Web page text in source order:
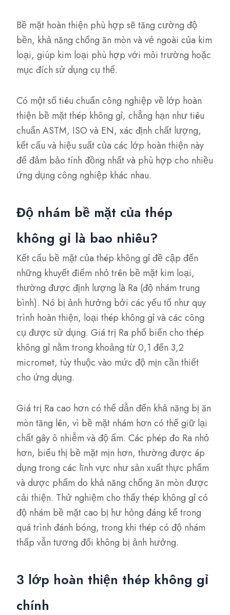
Bề mặt hoàn thiện phù hợp sẽ tăng cường độ
bền, khả năng chống ăn mòn và vẻ ngoài của kim
loại, giúp kim loại phù hợp với môi trường hoặc
mục đích sử dụng cụ thể.
Có một số tiêu chuẩn công nghiệp về lớp hoàn
thiện bề mặt thép không gỉ, chẳng hạn như tiêu
chuẩn ASTM, ISO và EN, xác định chất lượng,
kết cấu và hiệu suất của các lớp hoàn thiện này
để đảm bảo tính đồng nhất và phù hợp cho nhiều
ứng dụng công nghiệp khác nhau.
Độ nhám bề mặt của thép
không gỉ là bao nhiêu?
Kết cấu bề mặt của thép không gỉ đề cập đến
những khuyết điểm nhỏ trên bề mặt kim loại,
thường được định lượng là Ra (độ nhám trung
bình). Nó bị ảnh hưởng bởi các yếu tố như quy
trình hoàn thiện, loại thép không gỉ và các công
cụ được sử dụng. Giá trị Ra phổ biến cho thép
không gỉ nằm trong khoảng từ 0,1 đến 3,2
micromet, tùy thuộc vào mức độ mịn cần thiết
cho ứng dụng.
Giá trị Ra cao hơn có thể dẫn đến khả năng bị ăn
mòn tăng lên, vì bề mặt nhám hơn có thể giữ lại
chất gây ô nhiễm và độ ẩm. Các phép đo Ra nhỏ
hơn, biểu thị bề mặt mịn hơn, thường được áp
dụng trong các lĩnh vực như sản xuất thực phẩm
và dược phẩm do khả năng chống ăn mòn được
cải thiện. Thử nghiệm cho thấy thép không gỉ có
độ nhám bề mặt cao bị hư hỏng đáng kể trong
quá trình đánh bóng, trong khi thép có độ nhám
thấp vẫn tương đối không bị ảnh hưởng.
3 lớp hoàn thiện thép không gỉ
chính